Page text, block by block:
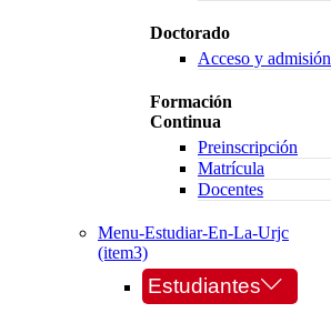
Doctorado
Acceso y admisión
Formación
Continua
Preinscripción
Matrícula
Docentes
Menu-Estudiar-En-La-Urjc
(item3)
Estudiantes